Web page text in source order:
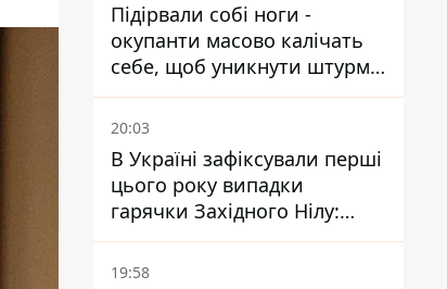
Підірвали собі ноги -
окупанти масово калічать
себе, щоб уникнути штурмів
- ГУР
20:03
В Україні зафіксували перші
цього року випадки
гарячки Західного Нілу:
двоє людей заразилися
після укусів комарів
19:58